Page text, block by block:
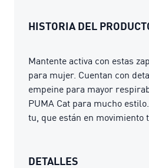
HISTORIA DEL
Mantente activa con estas
para mujer. Cuentan con
empeine para mayor
PUMA Cat para mucho
tu, que están en movimiento
DETALLES